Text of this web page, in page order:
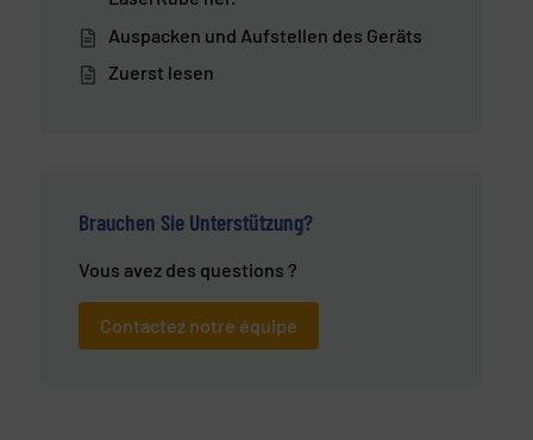
Auspacken und Aufstellen des Geräts
Zuerst lesen
Brauchen Sie Unterstützung?
Vous avez des questions ?
Contactez notre équipe